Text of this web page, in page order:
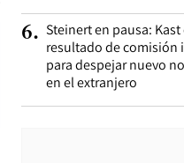
6. Steinert en pausa: Kast
resultado de comisión
para despejar nuevo
en el extranjero